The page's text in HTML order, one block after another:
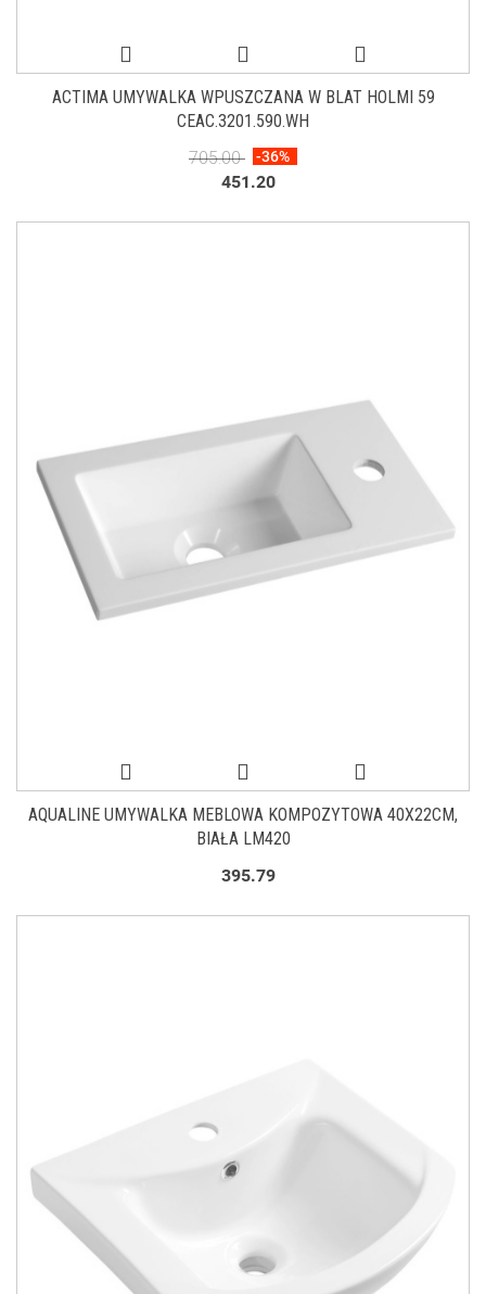
ACTIMA UMYWALKA WPUSZCZANA W BLAT HOLMI 59
CEAC.3201.590.WH
705.00
-36%
451.20
AQUALINE UMYWALKA MEBLOWA KOMPOZYTOWA 40X22CM,
BIAŁA LM420
395.79